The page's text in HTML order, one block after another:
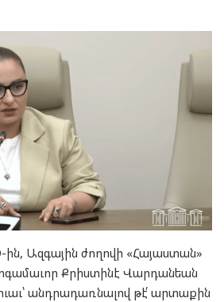
ին, Ազգային ժողովի «Հայաստան»
Քրիստինէ Վարդանեան
անդրադառնալով թէ՛ արտաքին